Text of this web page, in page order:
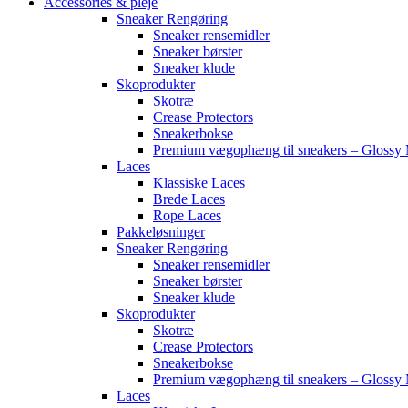
Sneaker Rengøring
Sneaker rensemidler
Sneaker børster
Sneaker klude
Skoprodukter
Skotræ
Crease Protectors
Sneakerbokse
Premium vægophæng til sneakers – Glossy
Laces
Klassiske Laces
Brede Laces
Rope Laces
Pakkeløsninger
Sneaker Rengøring
Sneaker rensemidler
Sneaker børster
Sneaker klude
Skoprodukter
Skotræ
Crease Protectors
Sneakerbokse
Premium vægophæng til sneakers – Glossy
Laces